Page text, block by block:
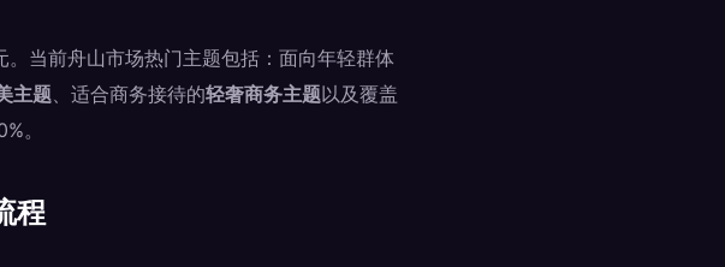
当前舟山市场热门主题包括：面向年轻群体
主题、适合商务接待的轻奢商务主题以及覆盖
。
程